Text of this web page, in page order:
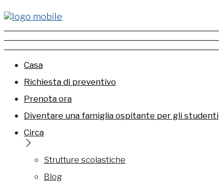
Casa
Richiesta di preventivo
Prenota ora
Diventare una famiglia ospitante per gli studenti
Circa
Strutture scolastiche
Blog